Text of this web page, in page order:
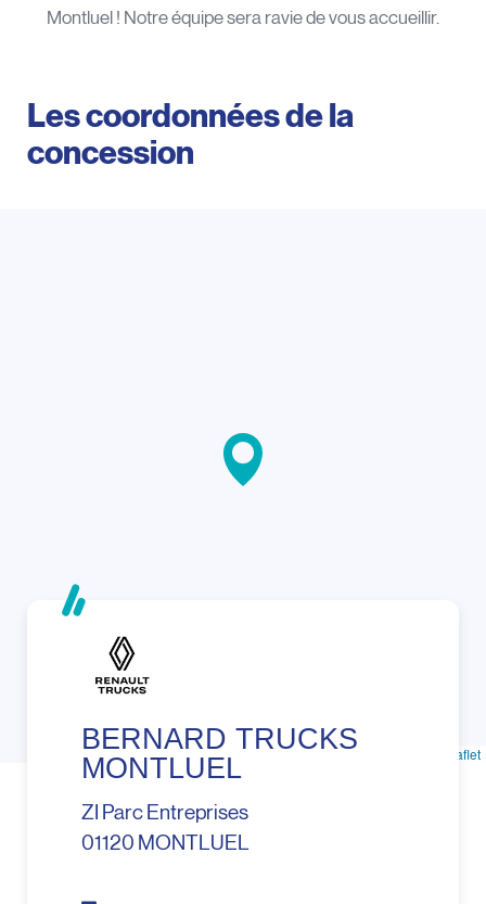
Montluel ! Notre équipe sera ravie de vous accueillir.
Les coordonnées de la
concession
BERNARD TRUCKS
MONTLUEL
ZI Parc Entreprises
01120 MONTLUEL
Leaflet